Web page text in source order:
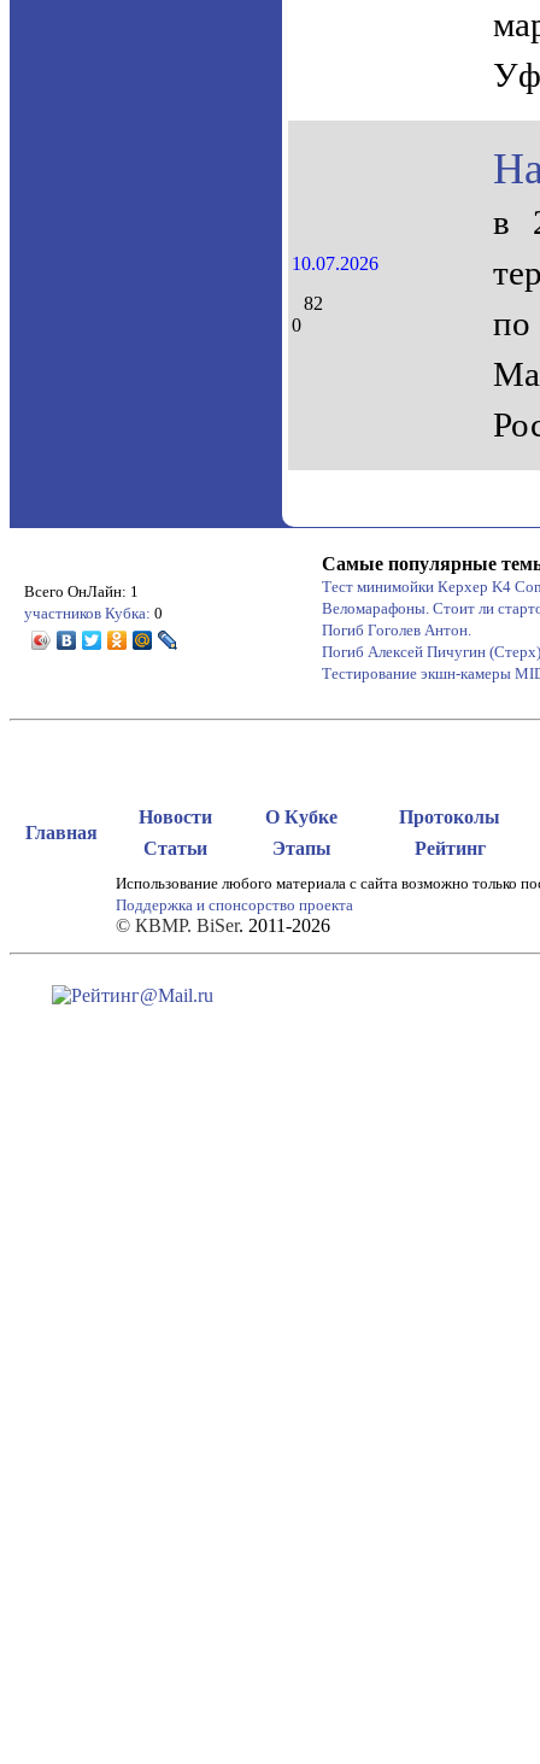
10.07.2026
82
0
в
Всего ОнЛайн: 1
участников Кубка: 0
Самые популярные
Тест минимойки Керхер K4
Веломарафоны. Стоит ли
Погиб Гоголев Антон.
Погиб Алексей Пичугин (Стерх)
Тестирование экшн-камеры
Главная
Новости О Кубке
Протоколы
Статьи
Этапы Рейтинг
Использование любого материала с сайта возможно только
Поддержка и спонсорство проекта
© КВМР. BiSer. 2011-2026